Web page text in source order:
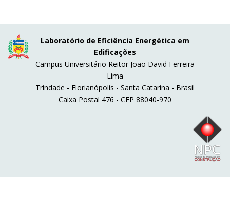
Laboratório de Eficiência Energética em
Edificações
Campus Universitário Reitor João David Ferreira
Lima
Trindade - Florianópolis - Santa Catarina - Brasil
Caixa Postal 476 - CEP 88040-970